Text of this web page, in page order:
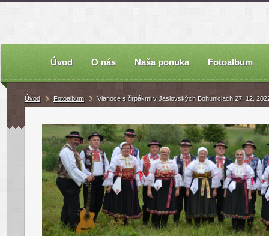
Úvod O nás Naša ponuka Fotoalbum
Úvod Fotoalbum Vianoce s črpákmi v Jaslovských Bohuniciach 27. 12.